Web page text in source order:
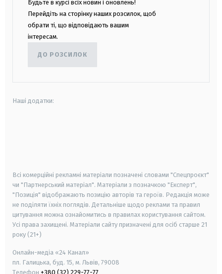
Будьте в курсі всіх новин і оновлень!
Перейдіть на сторінку наших розсилок, щоб
обрати ті, що відповідають вашим
інтересам.
ДО РОЗСИЛОК
Наші додатки:
Всі комерційні рекламні матеріали позначені словами "Спецпроєкт"
чи "Партнерський матеріал". Матеріали з позначкою "Експерт",
"Позиція" відображають позицію авторів та героїв. Редакція може
не поділяти їхніх поглядів. Детальніше щодо реклами та правил
цитування можна ознайомитись в правилах користування сайтом.
Усі права захищені. Матеріали сайту призначені для осіб старше 21
року (21+)
Онлайн-медіа «24 Канал»
пл. Галицька, буд. 15, м. Львів, 79008
Телефон +380 (32) 229-77-77